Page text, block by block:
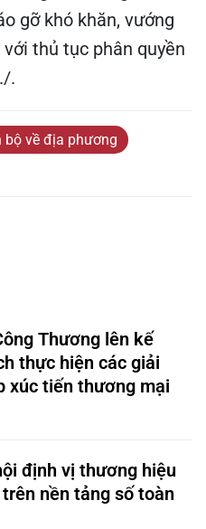
gỡ khó khăn, vướng
thủ tục phân quyền
.
bộ về địa phương
Thương lên kế
thực hiện các giải
xúc tiến thương mại
định vị thương hiệu
nền tảng số toàn